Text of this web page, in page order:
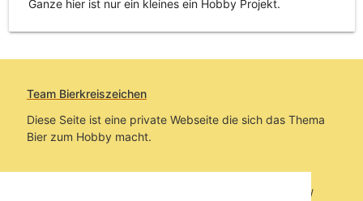
Ganze hier ist nur ein kleines ein Hobby Projekt.
Team Bierkreiszeichen
Diese Seite ist eine private Webseite die sich das Thema
Bier zum Hobby macht.
Sie befinden sich auf https://www.bierkreiszeichen.at/